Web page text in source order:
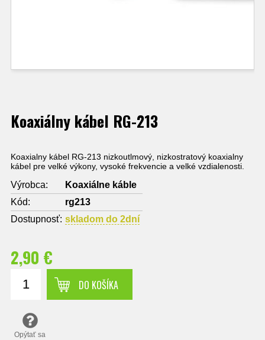
Koaxiálny kábel RG-213
Koaxialny kábel RG-213 nizkoutlmový, nizkostratový koaxialny
kábel pre velké výkony, vysoké frekvencie a velké vzdialenosti.
Výrobca:
Koaxiálne káble
Kód:
rg213
Dostupnosť: skladom do 2dní
2,90 €
DO KOŠÍKA
Opýtať sa